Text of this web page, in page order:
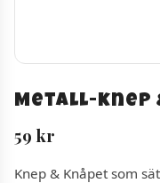
Metall-knep
59 kr
Knep & Knåpet som